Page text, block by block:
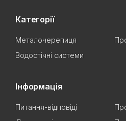
Категорії
Металочерепиця
Водостічні системи
Інформація
Питання-відповіді